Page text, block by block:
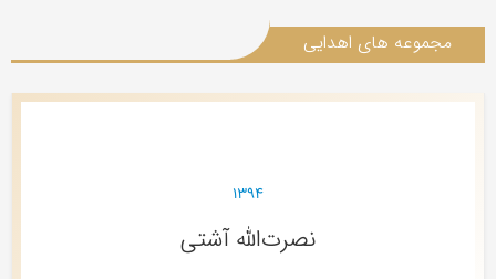
مجموعه های اهدایی
۱۳۹۴
نصرت‌الله آشتی